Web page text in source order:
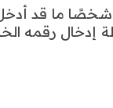
شخصًا ما قد
إدخال رقمه